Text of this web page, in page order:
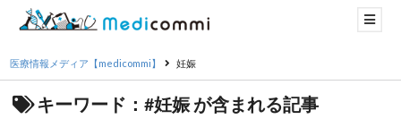
医療情報メディア【medicommi】 妊娠
キーワード：#妊娠 が含まれる記事